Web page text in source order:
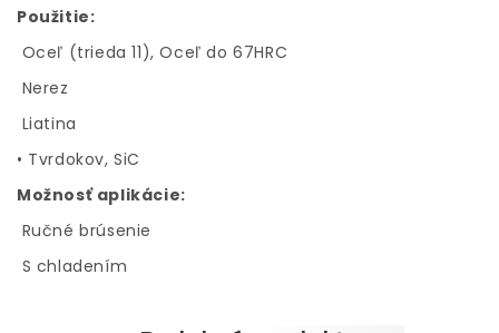
Použitie:
Oceľ (trieda 11), Oceľ do 67HRC
Nerez
Liatina
• Tvrdokov, SiC
Možnosť aplikácie:
Ručné brúsenie
S chladením